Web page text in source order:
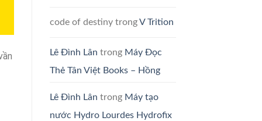
code of destinytrongV Trition
Lê Đình Lân trong Máy Đọc
Thẻ Tân Việt Books – Hồng
Lê Đình Lân trong Máy tạo
nước Hydro Lourdes Hydrofix